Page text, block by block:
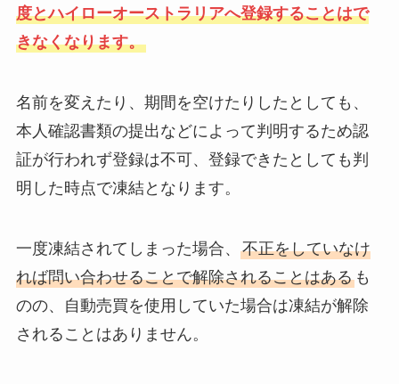
度とハイローオーストラリアへ登録することはで
きなくなります。
名前を変えたり、期間を空けたりしたとしても、
本人確認書類の提出などによって判明するため認
証が行われず登録は不可、登録できたとしても判
明した時点で凍結となります。
一度凍結されてしまった場合、 不正をしていなけ
れば問い合わせることで解除されることはあるも
のの、自動売買を使用していた場合は凍結が解除
されることはありません。